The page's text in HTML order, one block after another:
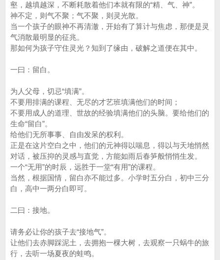
壑，越填越深，不断耗散着他们本就有限的“精、气、神”。
神不定，则气不聚；气不聚，则灵光散。
当一个孩子的眼神不再清澈，开始有了算计与焦虑，那便是灵
气消散最明显的征兆。
那如何为孩子守住灵光？知到了缘由，破解之道便在其中。
一曰：留白。
为人父母，切忌“填满”。
不要用排满的课程、无尽的才艺班填满他们的时间；
不要用成人的道理、世故的经验填满他们的头脑。要给他们的
生命“留白”。
给他们无所事事、自由发呆的权利。
正是在这片空白之中，他们的元神得以喘息，得以与天地悄然
对话，被压抑的灵感与直觉，方能如雨后春笋般悄悄生发。
一个“无用”的时辰，远胜于一堂“有用”的课程。
当然，根据国情，留白亦不能过多。小学时五分白，初中三分
白，高中一两分白即可。
二曰：接地。
请务必让你的孩子去“接地气”。
让他们去赤脚踩泥土，去拥抱一棵大树，去观察一只蜗牛的旅
行，去听一场夏夜的蛙鸣。